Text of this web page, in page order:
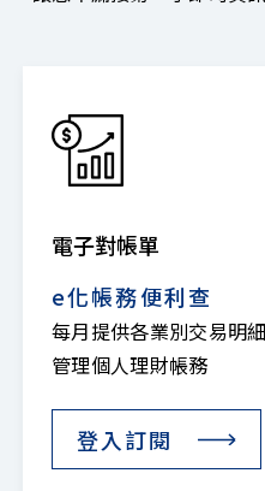
電子對帳單
e化帳務便利查
每月提供各業別交易明
管理個人理財帳務
登入訂閱